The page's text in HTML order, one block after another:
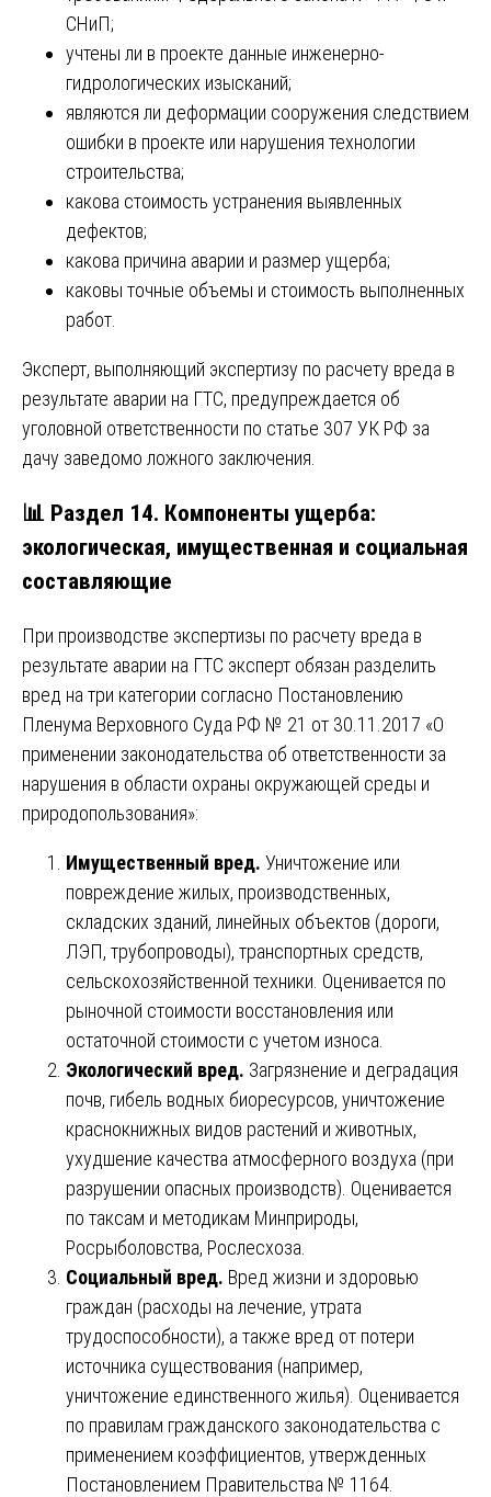
СНиП;
учтены ли в проекте данные инженерно-
гидрологических изысканий;
являются ли деформации сооружения следствием
ошибки в проекте или нарушения технологии
строительства;
какова стоимость устранения выявленных
дефектов;
какова причина аварии и размер ущерба;
каковы точные объемы и стоимость выполненных
работ.
Эксперт, выполняющий экспертизу по расчету вреда в
результате аварии на ГТС, предупреждается об
уголовной ответственности по статье 307 УК РФ за
дачу заведомо ложного заключения.
📊 Раздел 14. Компоненты ущерба:
экологическая, имущественная и социальная
составляющие
При производстве экспертизы по расчету вреда в
результате аварии на ГТС эксперт обязан разделить
вред на три категории согласно Постановлению
Пленума Верховного Суда РФ № 21 от 30.11.2017 «О
применении законодательства об ответственности за
нарушения в области охраны окружающей среды и
природопользования»:
Имущественный вред. Уничтожение или
повреждение жилых, производственных,
складских зданий, линейных объектов (дороги,
ЛЭП, трубопроводы), транспортных средств,
сельскохозяйственной техники. Оценивается по
рыночной стоимости восстановления или
остаточной стоимости с учетом износа.
Экологический вред. Загрязнение и деградация
почв, гибель водных биоресурсов, уничтожение
краснокнижных видов растений и животных,
ухудшение качества атмосферного воздуха (при
разрушении опасных производств). Оценивается
по таксам и методикам Минприроды,
Росрыболовства, Рослесхоза.
Социальный вред. Вред жизни и здоровью
граждан (расходы на лечение, утрата
трудоспособности), а также вред от потери
источника существования (например,
уничтожение единственного жилья). Оценивается
по правилам гражданского законодательства с
применением коэффициентов, утвержденных
Постановлением Правительства № 1164.